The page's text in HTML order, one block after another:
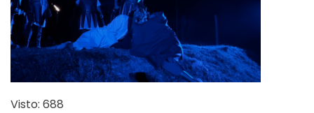
Visto: 688